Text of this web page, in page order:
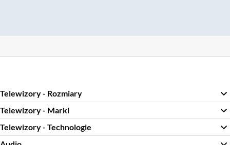
Telewizory - Rozmiary
Telewizory - Marki
Telewizory - Technologie